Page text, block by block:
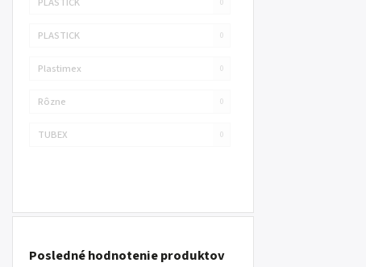
0
PLASTICK 0
Plastimex 0
Rôzne 0
TUBEX 0
Posledné hodnotenie produktov